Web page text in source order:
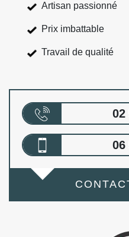
Artisan passionné
Prix imbattable
Travail de qualité
02
06